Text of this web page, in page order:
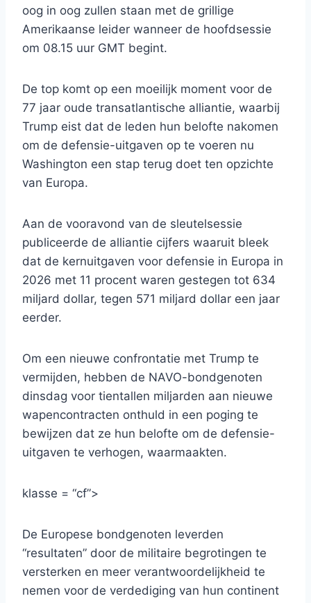
oog in oog zullen staan ​​met de grillige
Amerikaanse leider wanneer de hoofdsessie
om 08.15 uur GMT begint.
De top komt op een moeilijk moment voor de
77 jaar oude transatlantische alliantie, waarbij
Trump eist dat de leden hun belofte nakomen
om de defensie-uitgaven op te voeren nu
Washington een stap terug doet ten opzichte
van Europa.
Aan de vooravond van de sleutelsessie
publiceerde de alliantie cijfers waaruit bleek
dat de kernuitgaven voor defensie in Europa in
2026 met 11 procent waren gestegen tot 634
miljard dollar, tegen 571 miljard dollar een jaar
eerder.
Om een ​​nieuwe confrontatie met Trump te
vermijden, hebben de NAVO-bondgenoten
dinsdag voor tientallen miljarden aan nieuwe
wapencontracten onthuld in een poging te
bewijzen dat ze hun belofte om de defensie-
uitgaven te verhogen, waarmaakten.
klasse = “cf”>
De Europese bondgenoten leverden
“resultaten” door de militaire begrotingen te
versterken en meer verantwoordelijkheid te
nemen voor de verdediging van hun continent